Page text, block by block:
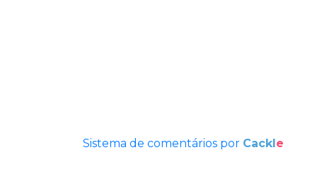
Sistema de comentários por Cackl e